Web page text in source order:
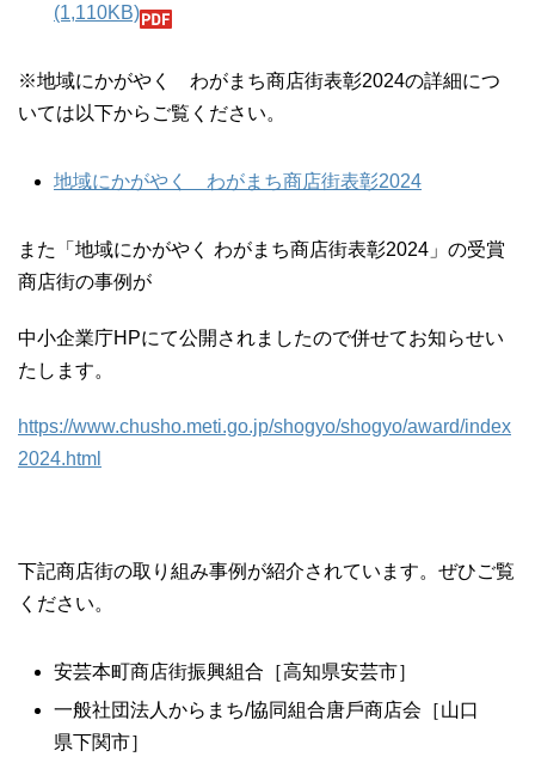
(1,110KB)
※地域にかがやく わがまち商店街表彰2024の詳細につ
いては以下からご覧ください。​
地域にかがやく わがまち商店街表彰2024
また「地域にかがやく わがまち商店街表彰2024」の受賞
商店街の事例が
中小企業庁HPにて公開されましたので併せてお知らせい
たします。
https://www.chusho.meti.go.jp/shogyo/shogyo/award/index
2024.html
下記商店街の取り組み事例が紹介されています。ぜひご覧
ください。
安芸本町商店街振興組合［高知県安芸市］
⼀般社団法⼈からまち/協同組合唐⼾商店会［山口
県下関市］